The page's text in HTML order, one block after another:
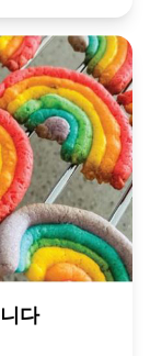
다